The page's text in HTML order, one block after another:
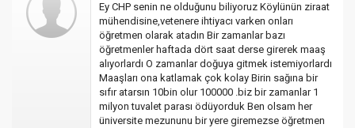
Ey CHP senin ne olduğunu biliyoruz Köylünün ziraat
mühendisine,vetenere ihtiyacı varken onları
öğretmen olarak atadın Bir zamanlar bazı
öğretmenler haftada dört saat derse girerek maaş
alıyorlardı O zamanlar doğuya gitmek istemiyorlardı
Maaşları ona katlamak çok kolay Birin sağına bir
sıfır atarsın 10bin olur 100000 .biz bir zamanlar 1
milyon tuvalet parası ödüyorduk Ben olsam her
üniversite mezununu bir yere giremezse öğretmen